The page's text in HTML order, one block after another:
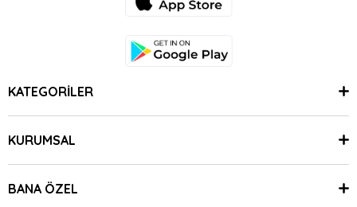
KATEGORİLER
KURUMSAL
BANA ÖZEL